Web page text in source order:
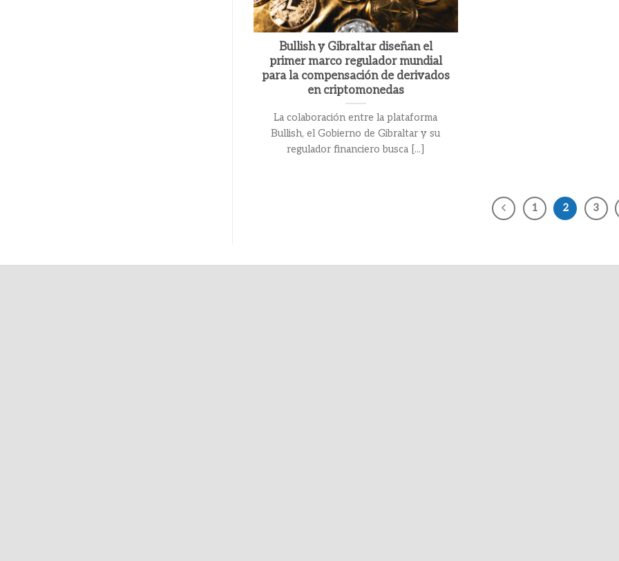
Bullish y Gibraltar diseñan el
primer marco regulador mundial
para la compensación de derivados
en criptomonedas
La colaboración entre la plataforma
Bullish, el Gobierno de Gibraltar y su
regulador financiero busca [...]
1 2 3